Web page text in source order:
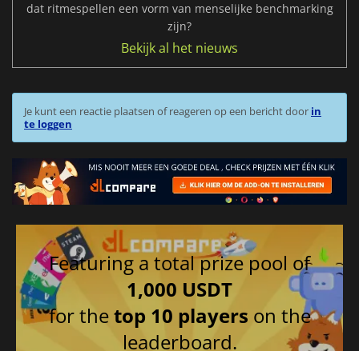
dat ritmespellen een vorm van menselijke benchmarking
zijn?
Bekijk al het nieuws
Je kunt een reactie plaatsen of reageren op een bericht door in
te loggen
Featuring a total prize pool of
1,000 USDT
for thetop 10 players on the
leaderboard.